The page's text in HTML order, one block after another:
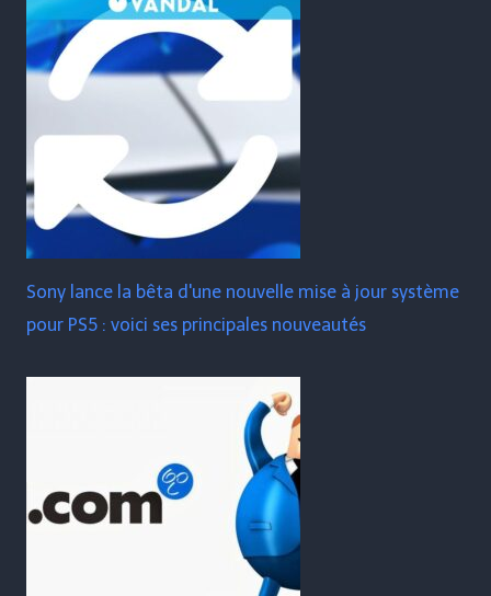
Sony lance la bêta d'une nouvelle mise à jour système
pour PS5 : voici ses principales nouveautés